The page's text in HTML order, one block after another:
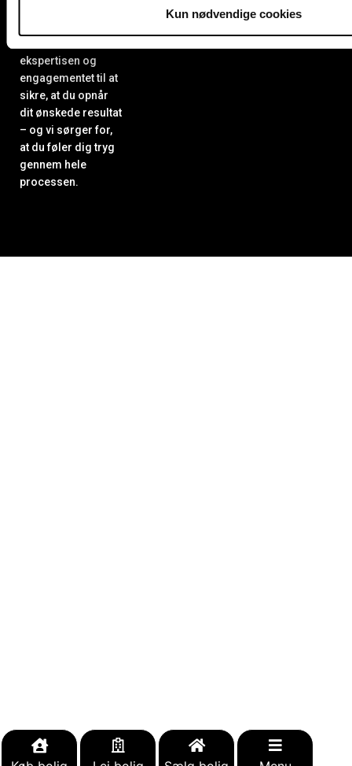
Kun nødvendige cookies
ekspertisen og
engagementet til at
sikre, at du opnår
dit ønskede resultat
– og vi sørger for,
at du føler dig tryg
gennem hele
processen.
København S.